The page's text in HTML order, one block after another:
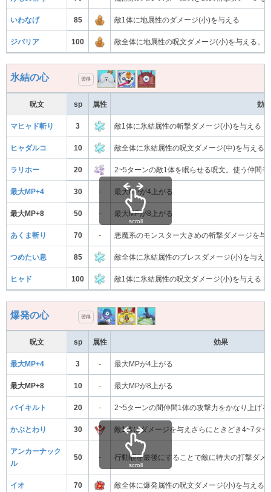
いわなげ 85 敵1体に地属性のダメージ(小)を与える
ジバリア 100 敵全体に地属性の呪文ダメージ(小)を与える。
氷結の心 習得
呪文 sp 属性 効果
マヒャド斬り 3 敵1体に氷結属性の斬撃ダメージ(小)を与える
ヒャダルコ 10 敵全体に氷結属性の呪文ダメージ(中)を与える
ラリホー 20 2~5ターンの敵1体を眠らせる呪文。使う仲間
最大MP+4 30 - 最大MPが4上がる
最大MP+8 50 - 最大MPが8上がる
あくま斬り 70 - 悪魔系のモンスター大きめの斬撃ダメージを与
つめたい息 85 敵全体に氷結属性のブレスダメージ(小)を与える
ヒャド 100 敵1体に氷結属性の呪文ダメージ(小)を与える
scroll
爆発の心 習得
呪文 sp 属性 効果
最大MP+4 3 - 最大MPが4上がる
最大MP+8 10 - 最大MPが8上がる
バイキルト 20 - 2~5ターンの間仲間1体の攻撃力をかなり上げる
かぶとわり 30 敵1体にダメージを与えさらにときどき4~7タ
アンカーナック
ル
50 - 行動順を最後にすることで敵に特大の打撃ダメ
イオ 70 敵全体に爆発属性の呪文ダメージ(小)を与える
scroll